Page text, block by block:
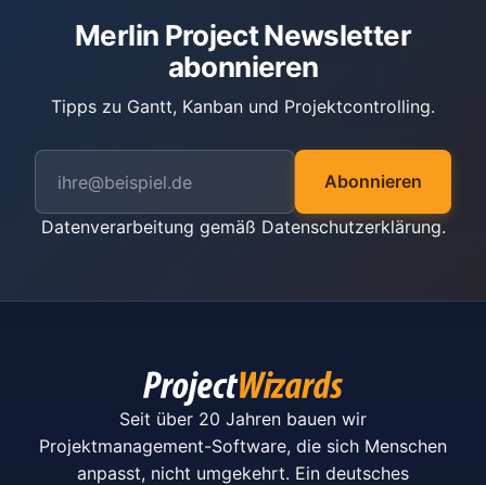
Merlin Project Newsletter
abonnieren
Tipps zu Gantt, Kanban und Projektcontrolling.
Abonnieren
Datenverarbeitung gemäß Datenschutzerklärung.
Seit über 20 Jahren bauen wir
Projektmanagement-Software, die sich Menschen
anpasst, nicht umgekehrt. Ein deutsches